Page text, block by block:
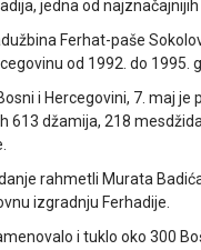
jedna od
Ferhat-paše
od 1992. do 1995.
i Hercegovini, 7. maj
613 džamija, 218
rahmetli Murata
izgradnju Ferhadije.
i tuklo oko 300